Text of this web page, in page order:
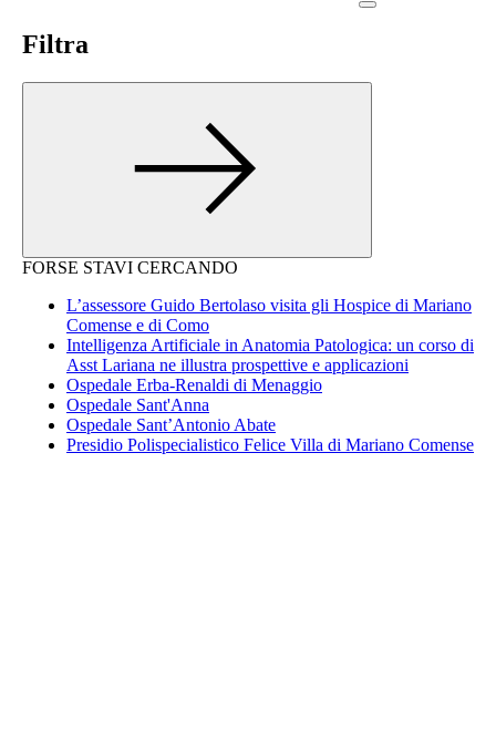
Filtra
FORSE STAVI CERCANDO
L’assessore Guido Bertolaso visita gli Hospice di Mariano
Comense e di Como
Intelligenza Artificiale in Anatomia Patologica: un corso di
Asst Lariana ne illustra prospettive e applicazioni
Ospedale Erba-Renaldi di Menaggio
Ospedale Sant'Anna
Ospedale Sant’Antonio Abate
Presidio Polispecialistico Felice Villa di Mariano Comense